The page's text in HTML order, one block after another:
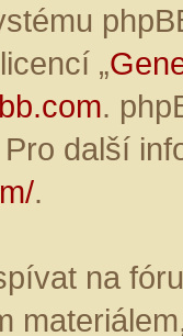
„
.
další
.
na